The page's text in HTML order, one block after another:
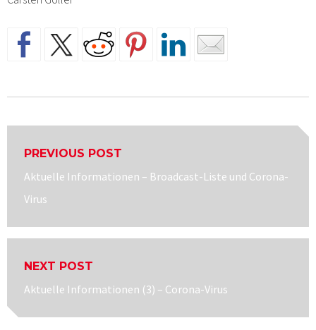
PREVIOUS POST
Previous
post:
Aktuelle Informationen – Broadcast-Liste und Corona-
Virus
NEXT POST
Next
Aktuelle Informationen (3) – Corona-Virus